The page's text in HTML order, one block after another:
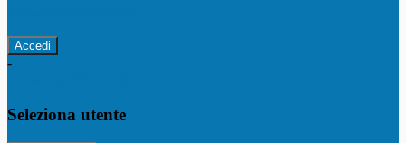
-
Seleziona utente